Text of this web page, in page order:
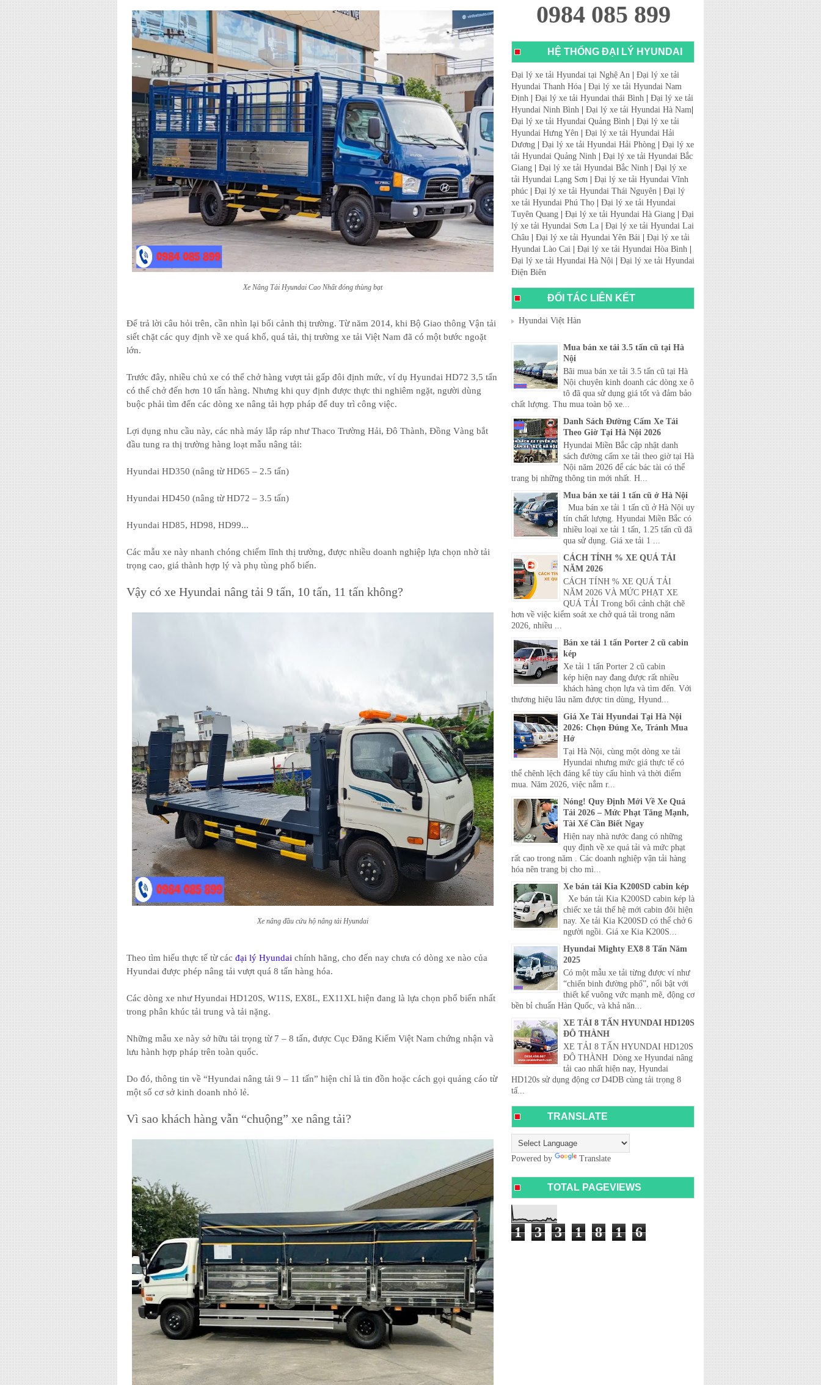
Xe Nâng Tải Hyundai Cao Nhất đóng thùng bạt
Để trả lời câu hỏi trên, cần nhìn lại bối cảnh thị trường. Từ năm 2014, khi Bộ Giao thông Vận tải
siết chặt các quy định về xe quá khổ, quá tải, thị trường xe tải Việt Nam đã có một bước ngoặt
lớn.
Trước đây, nhiều chủ xe có thể chở hàng vượt tải gấp đôi định mức, ví dụ Hyundai HD72 3,5 tấn
có thể chở đến hơn 10 tấn hàng. Nhưng khi quy định được thực thi nghiêm ngặt, người dùng
buộc phải tìm đến các dòng xe nâng tải hợp pháp để duy trì công việc.
Lợi dụng nhu cầu này, các nhà máy lắp ráp như Thaco Trường Hải, Đô Thành, Đồng Vàng bắt
đầu tung ra thị trường hàng loạt mẫu nâng tải:
Hyundai HD350 (nâng từ HD65 – 2.5 tấn)
Hyundai HD450 (nâng từ HD72 – 3.5 tấn)
Hyundai HD85, HD98, HD99...
Các mẫu xe này nhanh chóng chiếm lĩnh thị trường, được nhiều doanh nghiệp lựa chọn nhờ tải
trọng cao, giá thành hợp lý và phụ tùng phổ biến.
Vậy có xe Hyundai nâng tải 9 tấn, 10 tấn, 11 tấn không?
Xe nâng đầu cứu hộ nâng tải Hyundai
Theo tìm hiểu thực tế từ các đại lý Hyundai chính hãng, cho đến nay chưa có dòng xe nào của
Hyundai được phép nâng tải vượt quá 8 tấn hàng hóa.
Các dòng xe như Hyundai HD120S, W11S, EX8L, EX11XL hiện đang là lựa chọn phổ biến nhất
trong phân khúc tải trung và tải nặng.
Những mẫu xe này sở hữu tải trọng từ 7 – 8 tấn, được Cục Đăng Kiểm Việt Nam chứng nhận và
lưu hành hợp pháp trên toàn quốc.
Do đó, thông tin về “Hyundai nâng tải 9 – 11 tấn” hiện chỉ là tin đồn hoặc cách gọi quảng cáo từ
một số cơ sở kinh doanh nhỏ lẻ.
Vì sao khách hàng vẫn “chuộng” xe nâng tải?
0984 085 899
HỆ THỐNG ĐẠI LÝ HYUNDAI
Đại lý xe tải Hyundai tại Nghệ An
Đại lý xe tải
Hyundai Thanh Hóa
Đại lý xe tải Hyundai Nam
Định
Đại lý xe tải Hyundai thái Bình
Đại lý xe tải
Hyundai Ninh Bình
Đại lý xe tải Hyundai Hà Nam
Đại lý xe tải Hyundai Quảng Bình
Đại lý xe tải
Hyundai Hưng Yên
Đại lý xe tải Hyundai Hải
Dương
Đại lý xe tải Hyundai Hải Phòng
Đại lý xe
tải Hyundai Quảng Ninh
Đại lý xe tải Hyundai Bắc
Giang
Đại lý xe tải Hyundai Bắc Ninh
Đại lý xe
tải Hyundai Lạng Sơn
Đại lý xe tải Hyundai Vĩnh
phúc
Đại lý xe tải Hyundai Thái Nguyên
Đại lý
xe tải Hyundai Phú Thọ
Đại lý xe tải Hyundai
Tuyên Quang
Đại lý xe tải Hyundai Hà Giang
Đại
lý xe tải Hyundai Sơn La
Đại lý xe tải Hyundai Lai
Châu
Đại lý xe tải Hyundai Yên Bái
Đại lý xe tải
Hyundai Lào Cai
Đại lý xe tải Hyundai Hòa Bình
Đại lý xe tải Hyundai Hà Nội
Đại lý xe tải Hyundai
Điện Biên
ĐỐI TÁC LIÊN KẾT
Hyundai Việt Hàn
Mua bán xe tải 3.5 tấn cũ tại Hà
Nội
Bãi mua bán xe tải 3.5 tấn cũ tại Hà
Nội chuyên kinh doanh các dòng xe ô
tô đã qua sử dụng giá tốt và đảm bảo
chất lượng. Thu mua toàn bộ xe...
Danh Sách Đường Cấm Xe Tải
Theo Giờ Tại Hà Nội 2026
Hyundai Miền Bắc cập nhật danh
sách đường cấm xe tải theo giờ tại Hà
Nội năm 2026 để các bác tài có thể
trang bị những thông tin mới nhất. H...
Mua bán xe tải 1 tấn cũ ở Hà Nội
Mua bán xe tải 1 tấn cũ ở Hà Nội uy
tín chất lượng. Hyundai Miền Bắc có
nhiều loại xe tải 1 tấn, 1.25 tấn cũ đã
qua sử dụng. Giá xe tải 1 ...
CÁCH TÍNH % XE QUÁ TẢI
NĂM 2026
CÁCH TÍNH % XE QUÁ TẢI
NĂM 2026 VÀ MỨC PHẠT XE
QUÁ TẢI Trong bối cảnh chặt chẽ
hơn về việc kiểm soát xe chở quá tải trong năm
2026, nhiều ...
Bán xe tải 1 tấn Porter 2 cũ cabin
kép
Xe tải 1 tấn Porter 2 cũ cabin
kép hiện nay đang được rất nhiều
khách hàng chọn lựa và tìm đến. Với
thương hiệu lâu năm được tin dùng, Hyund...
Giá Xe Tải Hyundai Tại Hà Nội
2026: Chọn Đúng Xe, Tránh Mua
Hớ
Tại Hà Nội, cùng một dòng xe tải
Hyundai nhưng mức giá thực tế có
thể chênh lệch đáng kể tùy cấu hình và thời điểm
mua. Năm 2026, việc nắm r...
Nóng! Quy Định Mới Về Xe Quá
Tải 2026 – Mức Phạt Tăng Mạnh,
Tài Xế Cần Biết Ngay
Hiện nay nhà nước đang có những
quy định về xe quá tải và mức phạt
rất cao trong năm . Các doanh nghiệp vận tải hàng
hóa nên trang bị cho mì...
Xe bán tải Kia K200SD cabin kép
Xe bán tải Kia K200SD cabin kép là
chiếc xe tải thế hệ mới cabin đôi hiện
nay. Xe tải Kia K200SD có thể chở 6
người ngồi. Giá xe Kia K200S...
Hyundai Mighty EX8 8 Tấn Năm
2025
Có một mẫu xe tải từng được ví như
“chiến binh đường phố”, nổi bật với
thiết kế vuông vức mạnh mẽ, động cơ
bền bỉ chuẩn Hàn Quốc, và khả năn...
XE TẢI 8 TẤN HYUNDAI HD120S
ĐÔ THÀNH
XE TẢI 8 TẤN HYUNDAI HD120S
ĐÔ THÀNH Dòng xe Hyundai nâng
tải cao nhất hiện nay, Hyundai
HD120s sử dụng động cơ D4DB cùng tải trọng 8
tấ...
TRANSLATE
Powered by Translate
TOTAL PAGEVIEWS
1 3 3 1 8 1 6